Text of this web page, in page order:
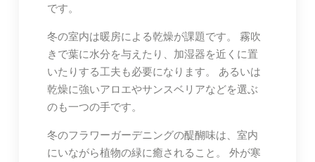
です。
冬の室内は暖房による乾燥が課題です。 霧吹
きで葉に水分を与えたり、加湿器を近くに置
いたりする工夫も必要になります。 あるいは
乾燥に強いアロエやサンスベリアなどを選ぶ
のも一つの手です。
冬のフラワーガーデニングの醍醐味は、室内
にいながら植物の緑に癒されること。 外が寒